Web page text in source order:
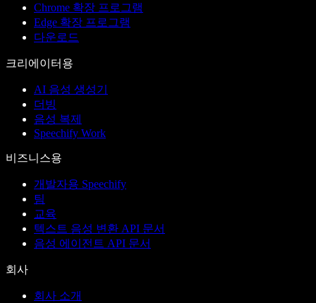
Chrome 확장 프로그램
Edge 확장 프로그램
다운로드
크리에이터용
AI 음성 생성기
더빙
음성 복제
Speechify Work
비즈니스용
개발자용 Speechify
팀
교육
텍스트 음성 변환 API 문서
음성 에이전트 API 문서
회사
회사 소개